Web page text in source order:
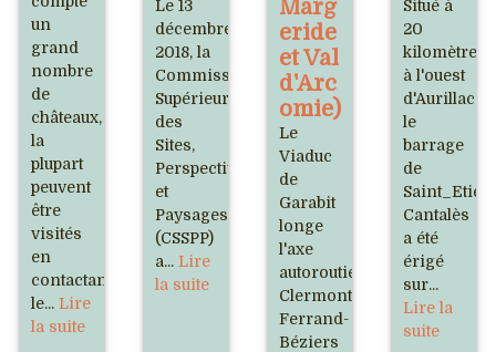
un
grand
nombre
de
châteaux,
la
plupart
peuvent
être
visités
en
contactant
le... Lire
la suite
Le 13
décembre
2018, la
Commission
Supérieure
des
Sites,
Perspectives
et
Paysages
(CSSPP)
a... Lire
la suite
Marg
eride
et Val
d'Arc
omie)
Le
Viaduc
de
Garabit
longe
l'axe
autoroutier
Clermont-
Ferrand-
Béziers
Situé à
20
kilomètres
à l'ouest
d'Aurillac,
le
barrage
de
Cantalès
a été
érigé
sur...
Lire la
suite